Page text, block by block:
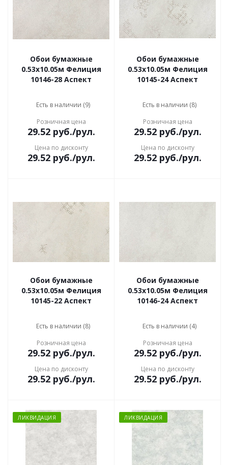
Обои бумажные
0.53х10.05м Фелиция
10146-28 Аспект
Есть в наличии (9)
Розничная цена
29.52руб./рул.
Цена по дисконту
29.52руб./рул.
Обои бумажные
0.53х10.05м Фелиция
10145-24 Аспект
Есть в наличии (8)
Розничная цена
29.52руб./рул.
Цена по дисконту
29.52руб./рул.
Обои бумажные
0.53х10.05м Фелиция
10145-22 Аспект
Есть в наличии (8)
Розничная цена
29.52руб./рул.
Цена по дисконту
29.52руб./рул.
Обои бумажные
0.53х10.05м Фелиция
10146-24 Аспект
Есть в наличии (4)
Розничная цена
29.52руб./рул.
Цена по дисконту
29.52руб./рул.
ЛИКВИДАЦИЯ ЛИКВИДАЦИЯ